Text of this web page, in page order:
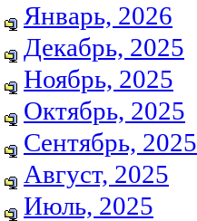
Январь, 2026
Декабрь, 2025
Ноябрь, 2025
Октябрь, 2025
Сентябрь, 2025
Август, 2025
Июль, 2025